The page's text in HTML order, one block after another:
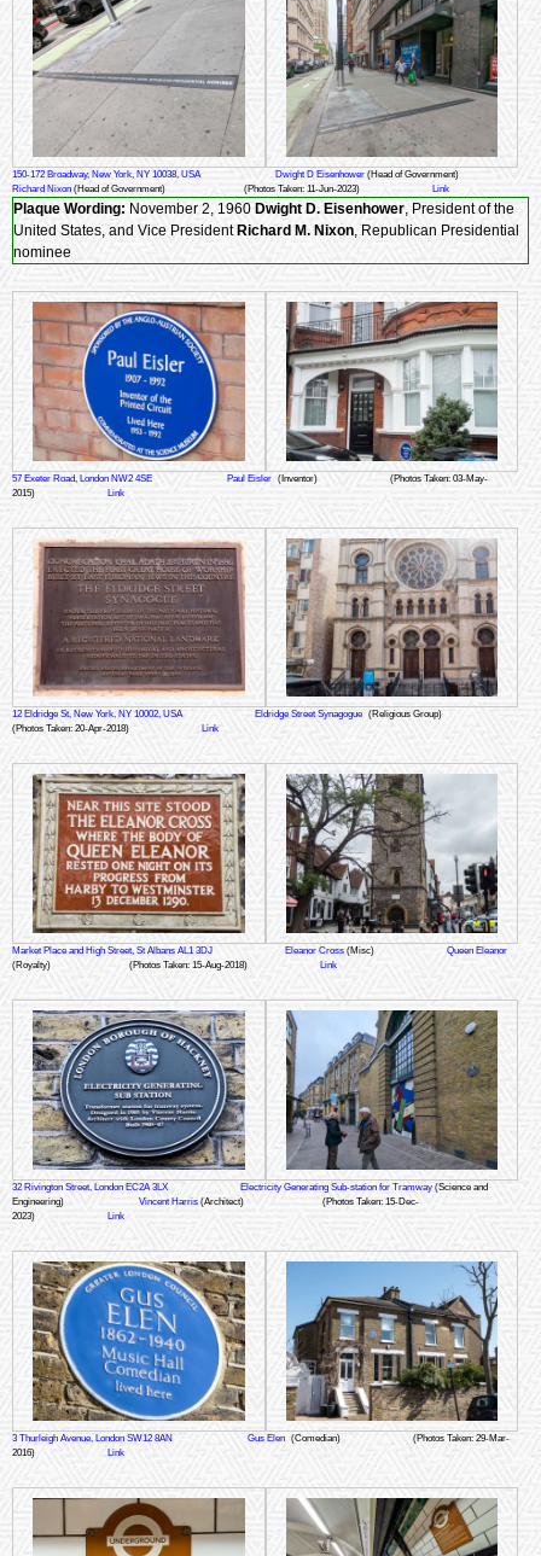
150-172 Broadway, New York, NY 10038, USA Dwight D Eisenhower (Head of Government)
Richard Nixon (Head of Government) (Photos Taken: 11-Jun-2023) Link
Plaque Wording: November 2, 1960 Dwight D. Eisenhower, President of the
United States, and Vice President Richard M. Nixon, Republican Presidential
nominee
57 Exeter Road, London NW2 4SE Paul Eisler (Inventor)
(Photos Taken: 03-May-
2015)
Link
12 Eldridge St, New York, NY 10002, USA Eldridge Street Synagogue (Religious Group)
(Photos Taken: 20-Apr-2018)
Link
Market Place and High Street, St Albans AL1 3DJ Eleanor Cross (Misc)
Queen Eleanor
(Royalty)
(Photos Taken: 15-Aug-2018) Link
32 Rivington Street, London EC2A 3LX Electricity Generating Sub-station for Tramway (Science and
Engineering)
Vincent Harris (Architect)
(Photos Taken: 15-Dec-
2023)
Link
3 Thurleigh Avenue, London SW12 8AN Gus Elen (Comedian)
(Photos Taken: 29-Mar-
2016)
Link